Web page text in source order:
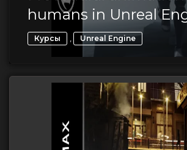
humans in Unreal
Курсы , Unreal Engine